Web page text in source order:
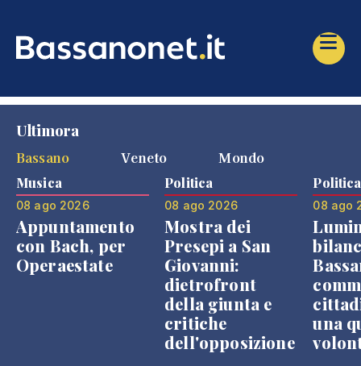
Ultimora
Bassano
Veneto Mondo
Musica
08 ago 2026
Appuntamento
con Bach, per
Operaestate
Politica
08 ago 2026
Mostra dei
Presepi a San
Giovanni:
dietrofront
della giunta e
critiche
dell'opposizione
Politica
08 ago
una